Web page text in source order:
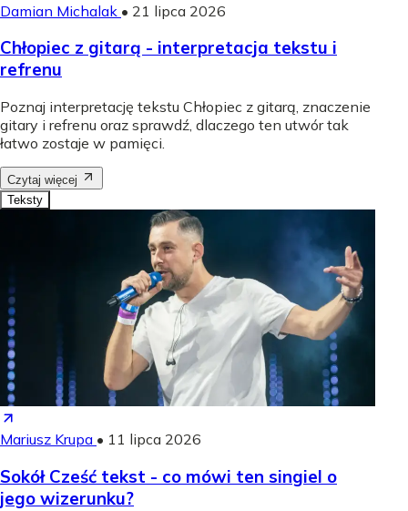
Damian Michalak • 21 lipca 2026
Chłopiec z gitarą - interpretacja tekstu i
refrenu
Poznaj interpretację tekstu Chłopiec z gitarą, znaczenie
gitary i refrenu oraz sprawdź, dlaczego ten utwór tak
łatwo zostaje w pamięci.
Czytaj więcej
Teksty
Mariusz Krupa • 11 lipca 2026
Sokół Cześć tekst - co mówi ten singiel o
jego wizerunku?